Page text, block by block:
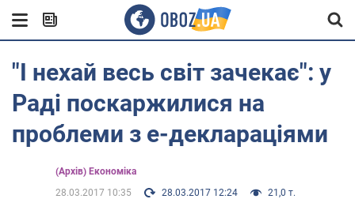
"І нехай весь світ зачекає": у
Раді поскаржилися на
проблеми з е-деклараціями
(Архів) Економіка
28.03.2017 10:35
28.03.2017 12:24 21,0 т.